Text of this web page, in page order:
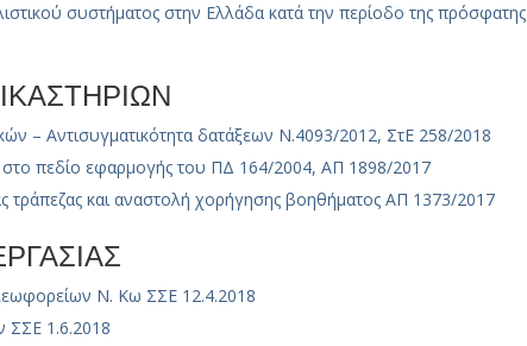
συστήματος στην Ελλάδα κατά την περίοδο της πρόσφατης
– Αντισυγματικότητα δατάξεων Ν.4093/2012, ΣτΕ 258/2018
στο πεδίο εφαρμογής του ΠΔ 164/2004, ΑΠ 1898/2017
τράπεζας και αναστολή χορήγησης βοηθήματος ΑΠ 1373/2017
Ν. Κω ΣΣΕ 12.4.2018
ΣΣΕ 1.6.2018